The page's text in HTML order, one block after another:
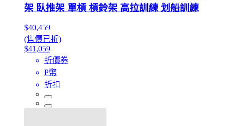
架 臥推架 單槓 槓鈴架 高拉訓練 划船訓練
$40,459
(售價已折)
$41,059
折價券
P幣
折扣